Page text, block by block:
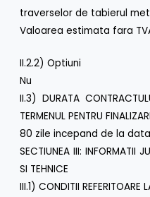
traverselor de tabierul
Valoarea estimata fara
II.2.2) Optiuni
Nu
II.3) DURATA
TERMENUL PENTRU
80 zile incepand de la
SECTIUNEA III: INFORMATII
SI TEHNICE
III.1) CONDITII REFERITOARE